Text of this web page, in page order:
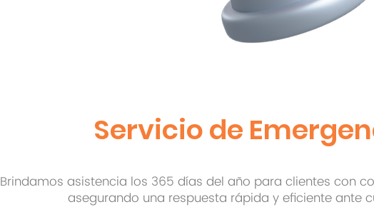
Servicio de
Brindamos asistencia los 365 días del año para clientes con
asegurando una respuesta rápida y eficiente ante